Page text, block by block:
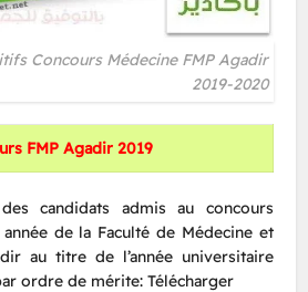
Concours Médecine FMP Agadir
2019-2020
FMP Agadir 2019
candidats admis au concours
année de la Faculté de Médecine et
au titre de l’année universitaire
ordre de mérite: Télécharger